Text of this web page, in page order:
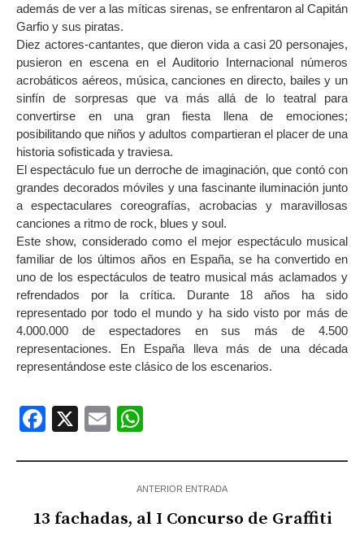
además de ver a las míticas sirenas, se enfrentaron al Capitán
Garfio y sus piratas.
Diez actores-cantantes, que dieron vida a casi 20 personajes,
pusieron en escena en el Auditorio Internacional números
acrobáticos aéreos, música, canciones en directo, bailes y un
sinfín de sorpresas que va más allá de lo teatral para
convertirse en una gran fiesta llena de emociones;
posibilitando que niños y adultos compartieran el placer de una
historia sofisticada y traviesa.
El espectáculo fue un derroche de imaginación, que contó con
grandes decorados móviles y una fascinante iluminación junto
a espectaculares coreografías, acrobacias y maravillosas
canciones a ritmo de rock, blues y soul.
Este show, considerado como el mejor espectáculo musical
familiar de los últimos años en España, se ha convertido en
uno de los espectáculos de teatro musical más aclamados y
refrendados por la crítica. Durante 18 años ha sido
representado por todo el mundo y ha sido visto por más de
4.000.000 de espectadores en sus más de 4.500
representaciones. En España lleva más de una década
representándose este clásico de los escenarios.
Facebook
X Email
ANTERIOR ENTRADA
13 fachadas, al I Concurso de Graffiti